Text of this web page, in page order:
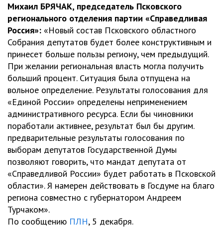
Михаил БРЯЧАК, председатель Псковского
регионального отделения партии «Справедливая
Россия»: «Новый состав Псковского областного
Собрания депутатов будет более конструктивным и
принесет больше пользы региону, чем предыдущий.
При желании региональная власть могла получить
больший процент. Ситуация была отпущена на
вольное определение. Результаты голосования для
«Единой России» определены неприменением
административного ресурса. Если бы чиновники
поработали активнее, результат был бы другим.
предварительные результаты голосования по
выборам депутатов Государственной Думы
позволяют говорить, что мандат депутата от
«Справедливой России» будет работать в Псковской
области». Я намерен действовать в Госдуме на благо
региона совместно с губернатором Андреем
Турчаком».
По сообщению ПЛН, 5 декабря.